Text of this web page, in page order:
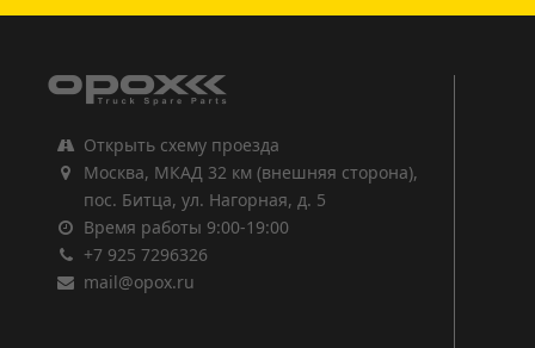
Открыть схему проезда
Москва, МКАД 32 км (внешняя сторона),
пос. Битца, ул. Нагорная, д. 5
Время работы 9:00-19:00
+7 925 7296326
mail@opox.ru